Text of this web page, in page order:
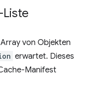
von Objekten
erwartet. Dieses
Manifest